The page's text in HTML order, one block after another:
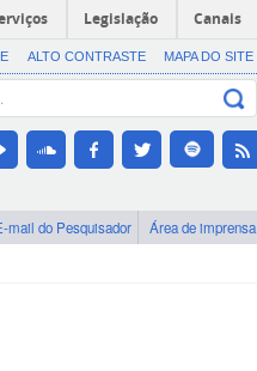
Legislação Canais
ALTO CONTRASTE MAPA DO SITE
mail do Pesquisador Área de imprensa